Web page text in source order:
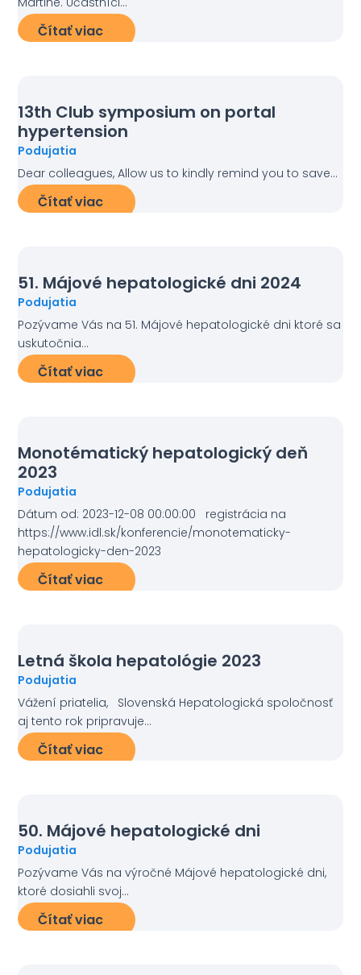
Čítať viac
13th Club symposium on portal
hypertension
Podujatia
Dear colleagues, Allow us to kindly remind you to save...
Čítať viac
51. Májové hepatologické dni 2024
Podujatia
Pozývame Vás na 51. Májové hepatologické dni ktoré sa
uskutočnia...
Čítať viac
Monotématický hepatologický deň
2023
Podujatia
Dátum od: 2023-12-08 00:00:00 registrácia na
https://www.idl.sk/konferencie/monotematicky-
hepatologicky-den-2023
Čítať viac
Letná škola hepatológie 2023
Podujatia
Vážení priatelia, Slovenská Hepatologická spoločnosť
aj tento rok pripravuje...
Čítať viac
50. Májové hepatologické dni
Podujatia
Pozývame Vás na výročné Májové hepatologické dni,
ktoré dosiahli svoj...
Čítať viac